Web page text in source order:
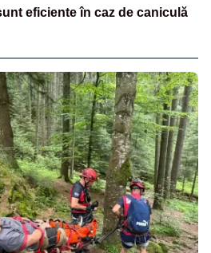
eficiente în caz de caniculă